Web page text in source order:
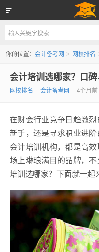
会计备考网
你的位置： 会计备考网 > 网校排名
会计培训选哪家？口
网校排名 会计备考网 4个月前
在财会行业竞争日趋激
新手，还是寻求职业进
会计培训机构，都是高
场上琳琅满目的品牌，
培训选哪家？下面就一起